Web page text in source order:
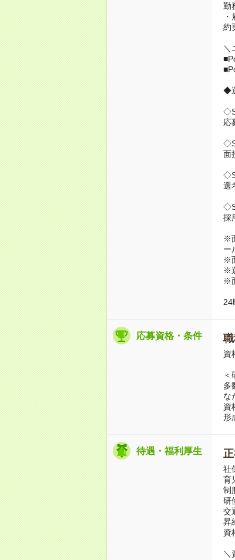
勤
約
＼
◆
応
面
選
採
※
ー
※
※
※
24
応募資格・条件
資
＜
多
な
資
形
待遇・福利厚生
社
育
制
研
交
昇
資
＼